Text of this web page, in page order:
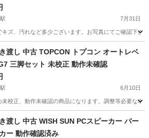
み
7月31日
キズ、汚れなど多少ございます。お写真にてご確認下
場駅 映像プレーヤー、レコーダー
渡し 中古 TOPCON トプコン オートレベ
三脚セット 未校正 動作未確認
6月10日
未校正、動作未確認の商品になります。調整等必要な
場駅 その他
渡し 中古 WISH SUN PCスピーカー バー
ー 動作確認済み